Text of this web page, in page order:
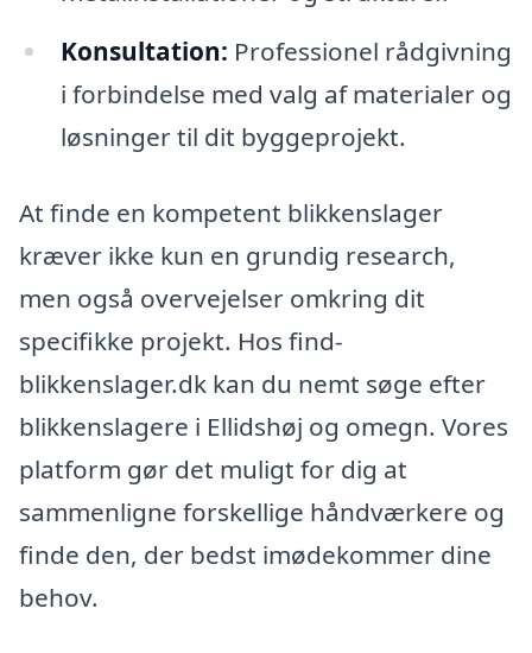
Konsultation: Professionel rådgivning
i forbindelse med valg af materialer og
løsninger til dit byggeprojekt.
At finde en kompetent blikkenslager
kræver ikke kun en grundig research,
men også overvejelser omkring dit
specifikke projekt. Hos find-
blikkenslager.dk kan du nemt søge efter
blikkenslagere i Ellidshøj og omegn. Vores
platform gør det muligt for dig at
sammenligne forskellige håndværkere og
finde den, der bedst imødekommer dine
behov.